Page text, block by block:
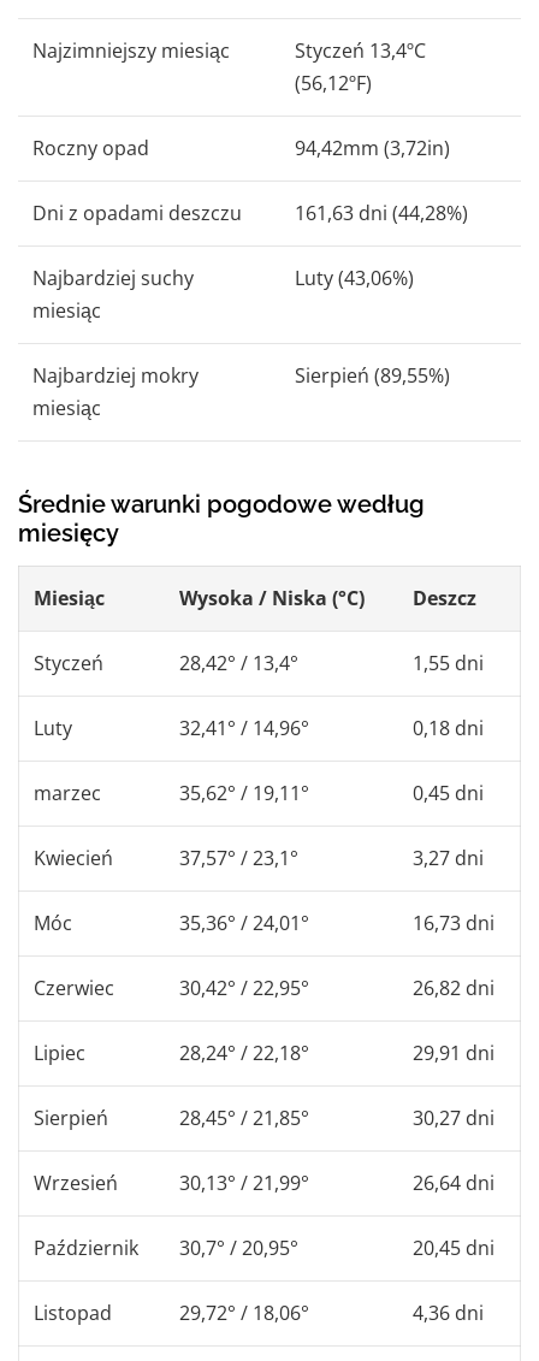
Najzimniejszy miesiąc
Styczeń 13,4ºC
(56,12ºF)
Roczny opad 94,42mm (3,72in)
Dni z opadami deszczu 161,63 dni (44,28%)
Najbardziej suchy
miesiąc
Luty (43,06%)
Najbardziej mokry
miesiąc
Sierpień (89,55%)
Średnie warunki pogodowe według
miesięcy
Miesiąc Wysoka / Niska (°C) Deszcz
Styczeń 28,42° / 13,4° 1,55 dni
Luty 32,41° / 14,96° 0,18 dni
marzec 35,62° / 19,11° 0,45 dni
Kwiecień 37,57° / 23,1° 3,27 dni
Móc 35,36° / 24,01° 16,73 dni
Czerwiec 30,42° / 22,95° 26,82 dni
Lipiec 28,24° / 22,18° 29,91 dni
Sierpień 28,45° / 21,85° 30,27 dni
Wrzesień 30,13° / 21,99° 26,64 dni
Październik 30,7° / 20,95° 20,45 dni
Listopad 29,72° / 18,06° 4,36 dni